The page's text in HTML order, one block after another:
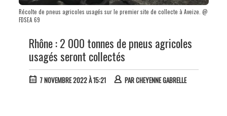
Récolte de pneus agricoles usagés sur le premier site de collecte à Aveize. @
FDSEA 69
Rhône : 2 000 tonnes de pneus agricoles
usagés seront collectés
7 NOVEMBRE 2022 À 15:21 PARCHEYENNE GABRELLE